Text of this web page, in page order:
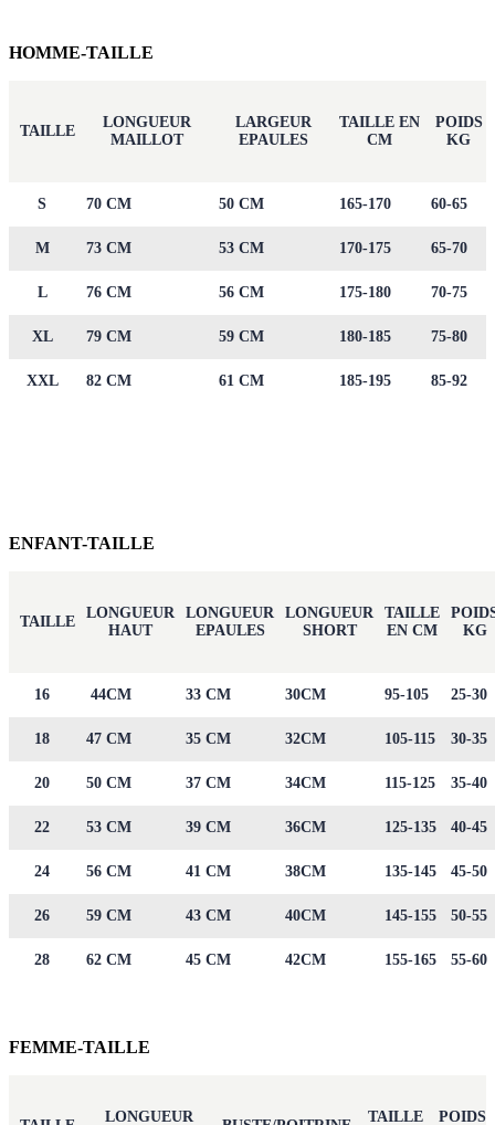
HOMME-TAILLE
TAILLE
LONGUEUR
MAILLOT
LARGEUR
EPAULES
TAILLE EN
CM
POIDS
KG
S 70 CM 50 CM 165-170 60-65
M 73 CM 53 CM 170-175 65-70
L 76 CM 56 CM 175-180 70-75
XL 79 CM 59 CM 180-185 75-80
XXL 82 CM 61 CM 185-195 85-92
ENFANT-TAILLE
TAILLE
LONGUEUR
HAUT
LONGUEUR
EPAULES
LONGUEUR
SHORT
TAILLE
EN CM
KG
16 44CM 33 CM 30CM 95-105 25-30
18 47 CM 35 CM 32CM 105-115 30-35
20 50 CM 37 CM 34CM 115-125 35-40
22 53 CM 39 CM 36CM 125-135 40-45
24 56 CM 41 CM 38CM 135-145 45-50
26 59 CM 43 CM 40CM 145-155 50-55
28 62 CM 45 CM 42CM 155-165 55-60
FEMME-TAILLE
LONGUEUR TAILLE POIDS